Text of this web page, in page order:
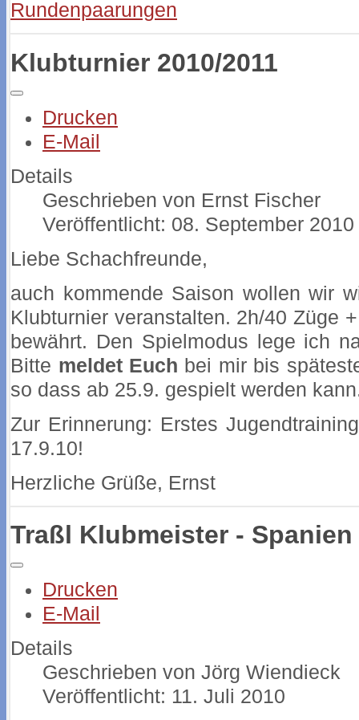
Rundenpaarungen
Klubturnier 2010/2011
Drucken
E-Mail
Details
Geschrieben von Ernst Fischer
Veröffentlicht: 08. September 2010
Liebe Schachfreunde,
auch kommende Saison wollen wir
Klubturnier veranstalten. 2h/40 Züge
bewährt. Den Spielmodus lege ich
Bitte meldet Euch bei mir bis
so dass ab 25.9. gespielt werden
Zur Erinnerung: Erstes
17.9.10!
Herzliche Grüße, Ernst
Traßl Klubmeister -
Drucken
E-Mail
Details
Geschrieben von Jörg Wiendieck
Veröffentlicht: 11. Juli 2010